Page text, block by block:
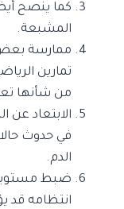
كما ينصح
المشبعة.
ممارسة بعض
تمارين
من شأنها
الابتعاد عن
في حدوث
الدم.
ضبط
انتظامه قد